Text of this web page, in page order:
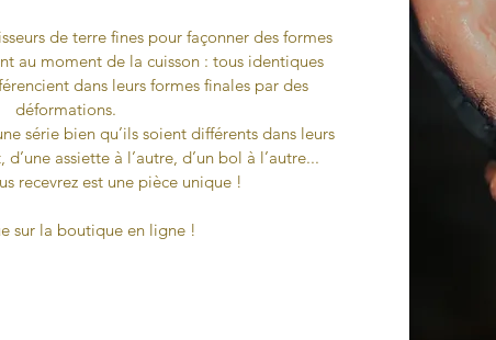
de terre fines pour façonner des formes
au moment de la cuisson : tous identiques
dans leurs formes finales par des
déformations.
série bien qu’ils soient différents dans leurs
assiette à l’autre, d’un bol à l’autre...
recevrez est une pièce unique !
sur la boutique en ligne !